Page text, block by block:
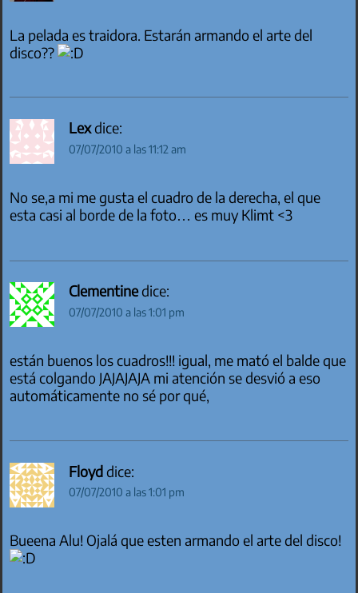
La pelada es traidora. Estarán armando el arte del
disco??
Lexdice:
07/07/2010 a las 11:12 am
No se,a mi me gusta el cuadro de la derecha, el que
esta casi al borde de la foto… es muy Klimt <3
Clementinedice:
07/07/2010 a las 1:01 pm
están buenos los cuadros!!! igual, me mató el balde que
está colgando JAJAJAJA mi atención se desvió a eso
automáticamente no sé por qué,
Floyddice:
07/07/2010 a las 1:01 pm
Bueena Alu! Ojalá que esten armando el arte del disco!